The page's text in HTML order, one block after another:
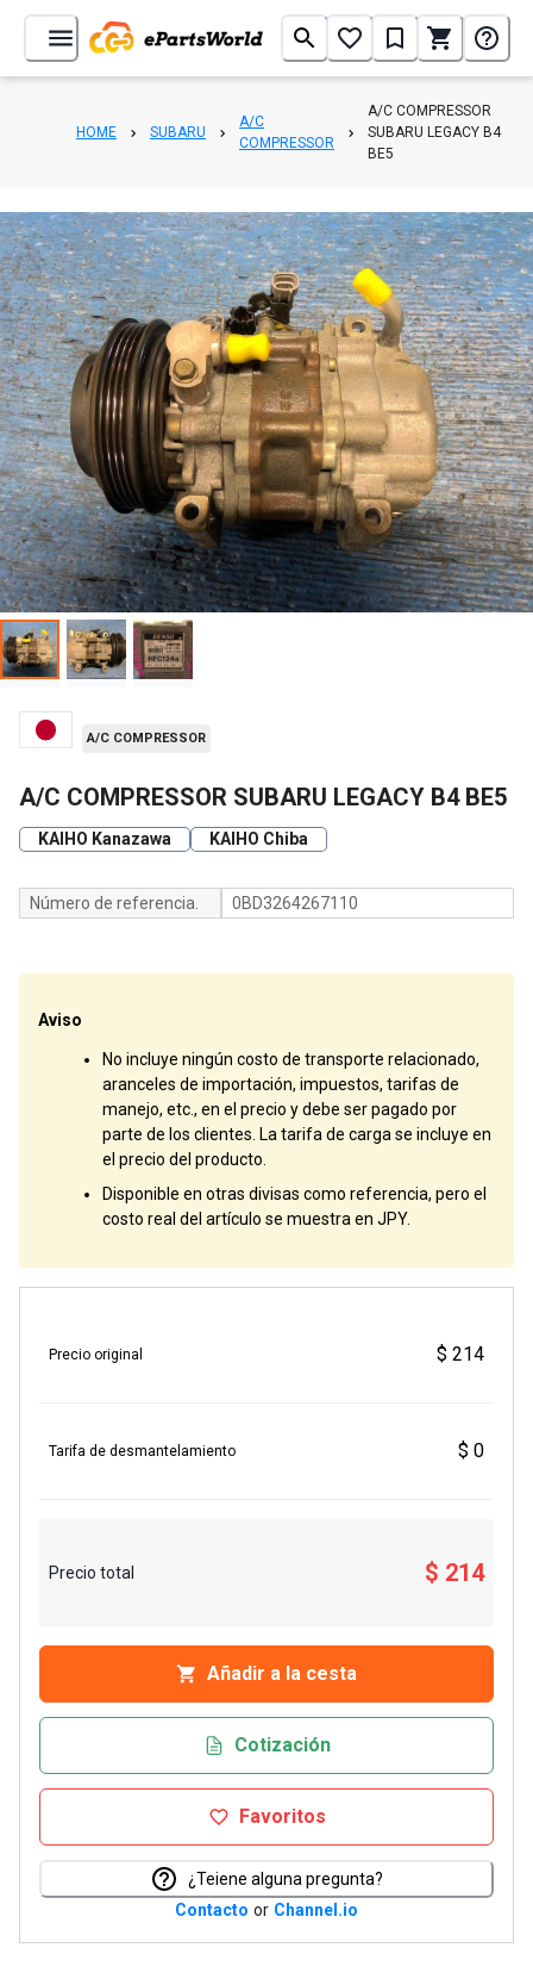
HOME SUBARU
A/C
COMPRESSOR
A/C COMPRESSOR
SUBARU LEGACY B4
BE5
1/3
A/C COMPRESSOR
A/C COMPRESSOR SUBARU LEGACY B4 BE5
KAIHO Kanazawa KAIHO Chiba
Número de referencia. 0BD3264267110
Aviso
No incluye ningún costo de transporte relacionado,
aranceles de importación, impuestos, tarifas de
manejo, etc., en el precio y debe ser pagado por
parte de los clientes. La tarifa de carga se incluye en
el precio del producto.
Disponible en otras divisas como referencia, pero el
costo real del artículo se muestra en JPY.
Precio original $ 214
Tarifa de desmantelamiento $ 0
Precio total $ 214
Añadir a la cesta
Cotización
Favoritos
¿Teiene alguna pregunta?
Contacto or Channel.io